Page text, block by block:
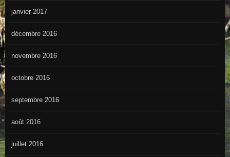
janvier 2017
décembre 2016
novembre 2016
octobre 2016
septembre 2016
août 2016
juillet 2016